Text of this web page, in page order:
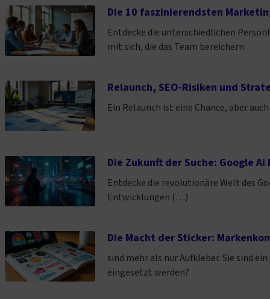
Die 10 faszinierendsten
Entdecke die unterschiedlichen
mit sich, die das Team bereichern.
Relaunch, SEO-Risiken und
Ein Relaunch ist eine Chance, aber
Die Zukunft der Suche: Google
Entdecke die revolutionäre Welt des
Entwicklungen (…)
Die Macht der Sticker:
sind mehr als nur Aufkleber. Sie sind
eingesetzt werden?